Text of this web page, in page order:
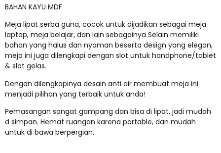
BAHAN KAYU MDF
Meja lipat serba guna, cocok untuk dijadikan sebagai meja
laptop, meja belajar, dan lain sebagainya Selain memiliki
bahan yang halus dan nyaman beserta design yang elegan,
meja ini juga dilengkapi dengan slot untuk handphone/tablet
& slot gelas.
Dengan dilengkapinya desain anti air membuat meja ini
menjadi pilihan yang terbaik untuk anda!
Pemasangan sangat gampang dan bisa di lipat, jadi mudah
d simpan. Hemat ruangan karena portable, dan mudah
untuk di bawa berpergian.